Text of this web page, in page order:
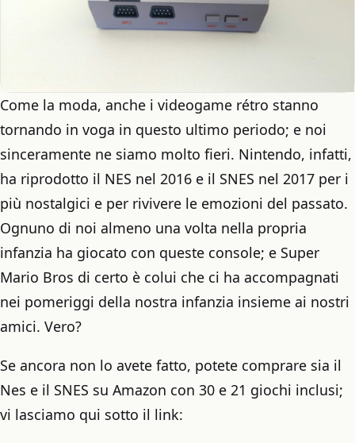
Come la moda, anche i videogame rétro stanno
tornando in voga in questo ultimo periodo; e noi
sinceramente ne siamo molto fieri. Nintendo, infatti,
ha riprodotto il NES nel 2016 e il SNES nel 2017 per i
più nostalgici e per rivivere le emozioni del passato.
Ognuno di noi almeno una volta nella propria
infanzia ha giocato con queste console; e Super
Mario Bros di certo è colui che ci ha accompagnati
nei pomeriggi della nostra infanzia insieme ai nostri
amici. Vero?
Se ancora non lo avete fatto, potete comprare sia il
Nes e il SNES su Amazon con 30 e 21 giochi inclusi;
vi lasciamo qui sotto il link: